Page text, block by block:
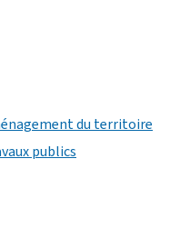
du territoire
publics